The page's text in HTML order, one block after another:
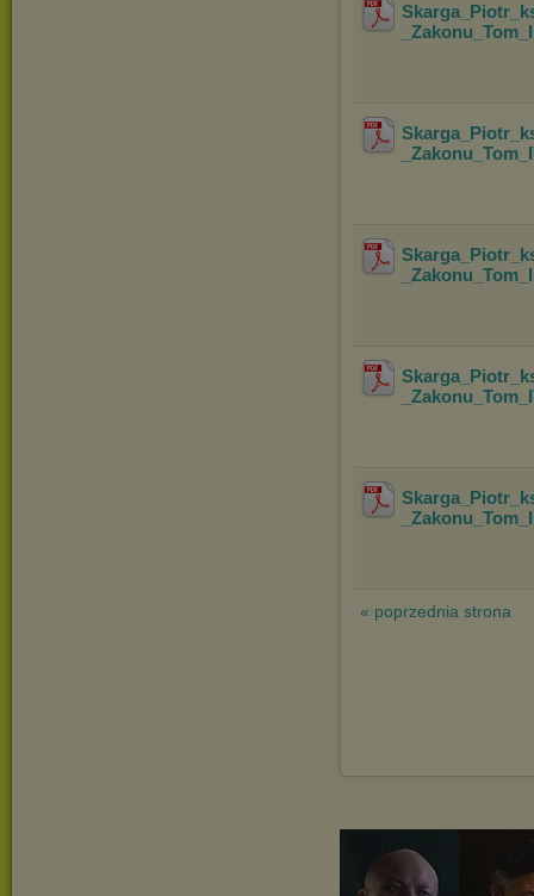
« poprzednia strona